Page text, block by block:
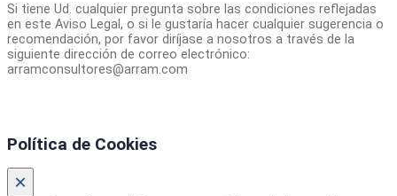
Si tiene Ud. cualquier pregunta sobre las condiciones reflejadas
en este Aviso Legal, o si le gustaría hacer cualquier sugerencia o
recomendación, por favor diríjase a nosotros a través de la
siguiente dirección de correo electrónico:
arramconsultores@arram.com
Política de Cookies
×